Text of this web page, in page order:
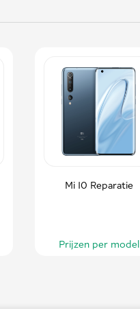
Mi 10 Reparatie
Prijzen per model